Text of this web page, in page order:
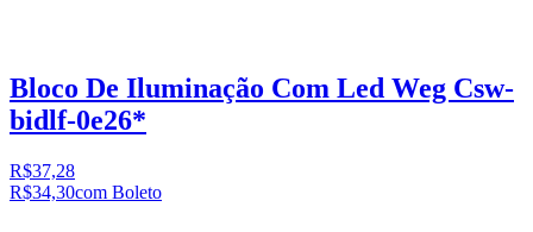
Bloco De Iluminação Com Led Weg Csw-
bidlf-0e26*
R$37,28
R$34,30com Boleto